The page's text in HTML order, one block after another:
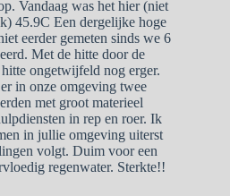
Vandaag was het hier (niet
45.9C Een dergelijke hoge
eerder gemeten sinds we 6
Met de hitte door de
ongetwijfeld nog erger.
in onze omgeving twee
met groot materieel
in rep en roer. Ik
in jullie omgeving uiterst
volgt. Duim voor een
regenwater. Sterkte!!